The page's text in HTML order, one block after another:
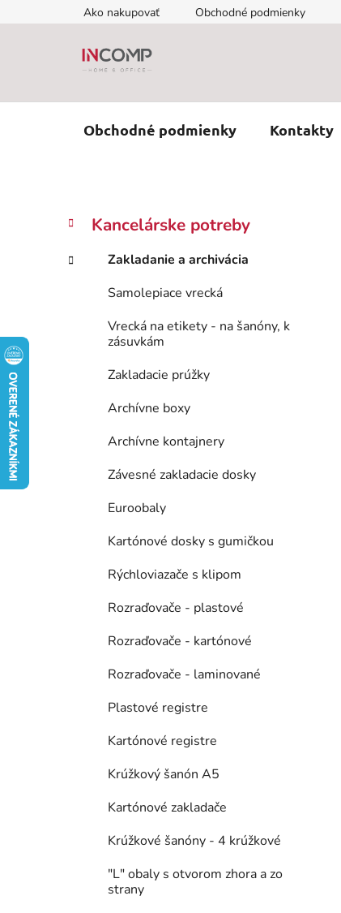
na
Ako nakupovať Obchodné podmienky
Obchodné podmienky Kontakty
B
č
Preskočiť
kategórie
K
a
e
Kancelárske potreby
Zakladanie a archivácia
Samolepiace vrecká
Vrecká na etikety - na šanóny, k
zásuvkám
Zakladacie prúžky
Archívne boxy
Archívne kontajnery
Závesné zakladacie dosky
Euroobaly
Kartónové dosky s gumičkou
Rýchloviazače s klipom
Rozraďovače - plastové
Rozraďovače - kartónové
Rozraďovače - laminované
Plastové registre
Kartónové registre
Krúžkový šanón A5
Kartónové zakladače
Krúžkové šanóny - 4 krúžkové
"L" obaly s otvorom zhora a zo
strany